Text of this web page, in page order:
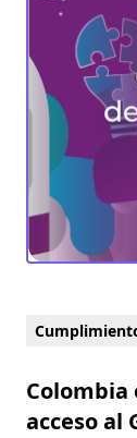
Colombia
acceso al